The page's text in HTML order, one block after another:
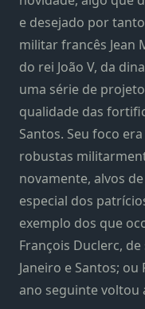
e desejado por
militar francês Jean
do rei João V, da
uma série de
qualidade das
Santos. Seu foco
robustas
novamente, alvos
especial dos
exemplo dos que
François Duclerc,
Janeiro e Santos;
ano seguinte voltou